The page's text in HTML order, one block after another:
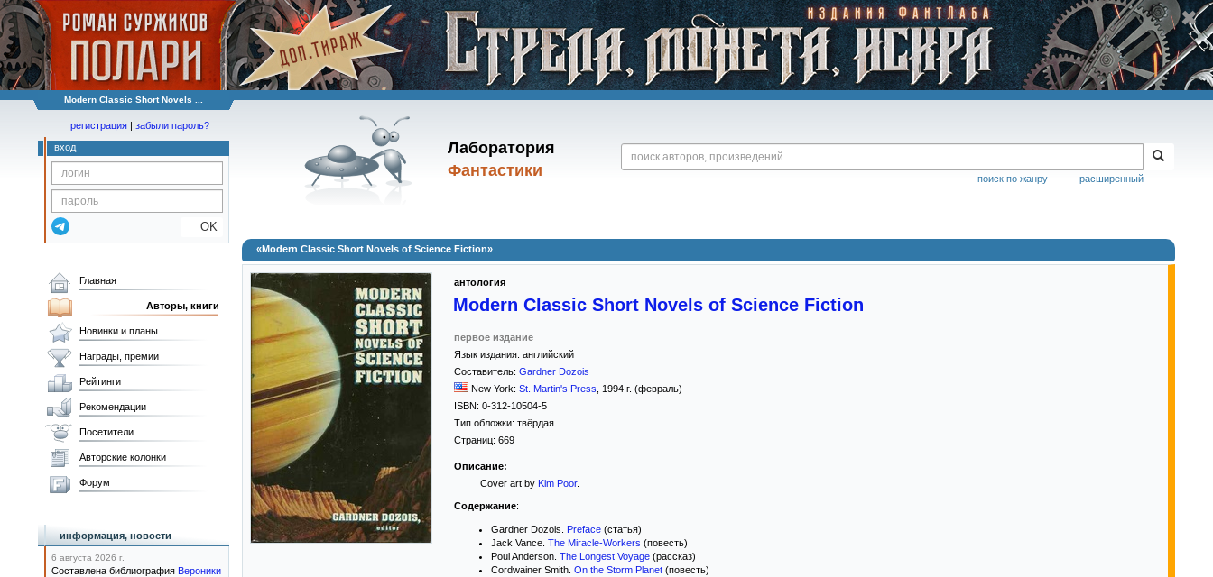
Modern Classic Short Novels ...
Лаборатория
Фантастики
расширенный
поиск по жанру
регистрация | забыли пароль?
вход
OK
«Modern Classic Short Novels of Science Fiction»
антология
Modern Classic Short Novels of Science Fiction
первое издание
Язык издания: английский
Составитель: Gardner Dozois
New York: St. Martin's Press 1994 г. (февраль)
ISBN: 0-312-10504-5
Тип обложки: твёрдая
Страниц: 669
Описание:
Cover art by Kim Poor.
Содержание:
Gardner Dozois. Preface (статья)
Jack Vance. The Miracle-Workers (повесть)
Poul Anderson. The Longest Voyage (рассказ)
Cordwainer Smith. On the Storm Planet (повесть)
Главная
Авторы, книги
Новинки и планы
Награды, премии
Рейтинги
Рекомендации
Посетители
Авторские колонки
Форум
информация, новости
6 августа 2026 г.
Составлена библиография Вероники